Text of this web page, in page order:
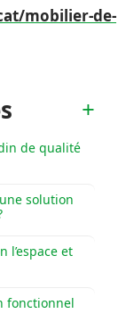
mobilier-de-
de qualité
solution
l’espace et
fonctionnel